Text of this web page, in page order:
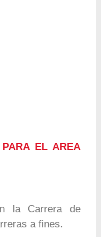
PARA EL AREA
la Carrera de
a fines.